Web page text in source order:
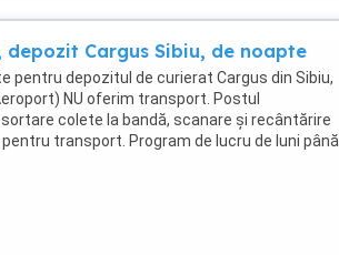
Cargus Sibiu, de noapte
pentru depozitul de curierat Cargus din Sibiu,
NU oferim transport. Postul
colete la bandă, scanare și recântărire
transport. Program de lucru de luni până